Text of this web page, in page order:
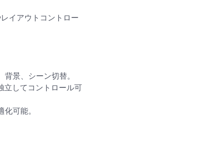
イアウトコントロー
景、シーン切替。
立してコントロール可
可能。